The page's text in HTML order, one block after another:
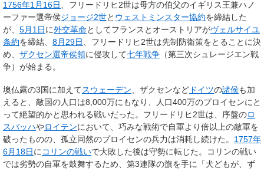
1756年1月16日
、フリードリヒ2世は母方の伯父のイギリス王兼ハノ
ーファー選帝侯ジョージ2世と ウェストミンスター協約を締結した
が、 5月1日に外交革命としてフランスとオーストリアがヴェルサイユ
条約を締結、 8月29日
、フリードリヒ2世は先制防衛策をとることに決
め、 ザクセン選帝侯領に侵攻して七年戦争 （第三次シュレージエン戦
争）が始まる。
墺仏露の3国に加えてスウェーデン 、ザクセンなど ドイツの諸侯も加
えると、敵国の人口は8,000万にもなり、人口400万のプロイセンにと
って絶望的かと思われる戦いだった。フリードリヒ2世は、序盤のロ
スバッハやロイテンにおいて、巧みな戦術で自軍より倍以上の敵軍を
破ったものの、孤立同然のプロイセンの兵力は消耗し続けた。 1757年
6月18日に コリンの戦いで大敗した後は守勢に転じた。コリンの戦い
では劣勢の自軍を鼓舞するため、第3連隊の旗を手に「犬どもが、ず